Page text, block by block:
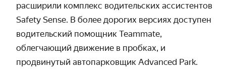
расширили комплекс водительских ассистентов
Safety Sense. В более дорогих версиях доступен
водительский помощник Teammate,
облегчающий движение в пробках, и
продвинутый автопарковщик Advanced Park.